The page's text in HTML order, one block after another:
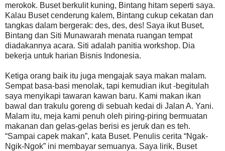
merokok. Buset berkulit kuning, Bintang hitam seperti saya.
Kalau Buset cenderung kalem, Bintang cukup cekatan dan
tangkas dalam bergerak: des, des, des! Saya ikut Buset,
Bintang dan Siti Munawarah menata ruangan tempat
diadakannya acara. Siti adalah panitia workshop. Dia
bekerja untuk harian Bisnis Indonesia.
Ketiga orang baik itu juga mengajak saya makan malam.
Sempat basa-basi menolak, tapi kemudian ikut -begitulah
saya menyikapi tawaran kawan baru. Kami makan ikan
bawal dan trakulu goreng di sebuah kedai di Jalan A. Yani.
Malam itu, meja kami penuh oleh piring-piring bermuatan
makanan dan gelas-gelas berisi es jeruk dan es teh.
“Sampai capek makan”, kata Buset. Penulis cerita “Ngak-
Ngik-Ngok” ini membayar semuanya. Saya lirik, Buset